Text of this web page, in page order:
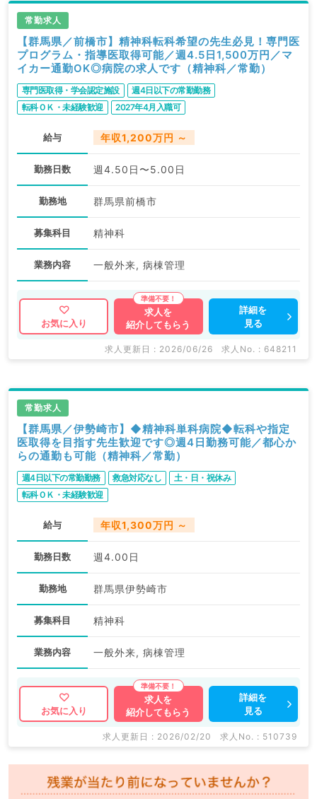
常勤求人
【群馬県／前橋市】精神科転科希望の先生必見！専門医
プログラム・指導医取得可能／週4.5日1,500万円／マ
イカー通勤OK◎病院の求人です（精神科／常勤）
専門医取得・学会認定施設
週4日以下の常勤勤務
転科ＯＫ・未経験歓迎
2027年4月入職可
給与 年収1,200万円 ～
勤務日数 週4.50日〜5.00日
勤務地 群馬県前橋市
募集科目 精神科
業務内容 一般外来, 病棟管理
お気に入り
求人を
紹介してもらう
詳細を
見る
求人更新日 : 2026/06/26 求人No. : 648211
常勤求人
【群馬県／伊勢崎市】◆精神科単科病院◆転科や指定
医取得を目指す先生歓迎です◎週4日勤務可能／都心か
らの通勤も可能（精神科／常勤）
週4日以下の常勤勤務 救急対応なし
土・日・祝休み
転科ＯＫ・未経験歓迎
給与 年収1,300万円 ～
勤務日数 週4.00日
勤務地 群馬県伊勢崎市
募集科目 精神科
業務内容 一般外来, 病棟管理
お気に入り
求人を
紹介してもらう
詳細を
見る
求人更新日 : 2026/02/20 求人No. : 510739